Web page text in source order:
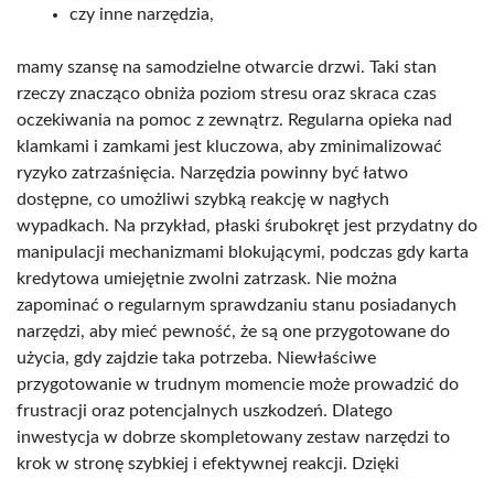
czy inne narzędzia,
mamy szansę na samodzielne otwarcie drzwi. Taki stan
rzeczy znacząco obniża poziom stresu oraz skraca czas
oczekiwania na pomoc z zewnątrz. Regularna opieka nad
klamkami i zamkami jest kluczowa, aby zminimalizować
ryzyko zatrzaśnięcia. Narzędzia powinny być łatwo
dostępne, co umożliwi szybką reakcję w nagłych
wypadkach. Na przykład, płaski śrubokręt jest przydatny do
manipulacji mechanizmami blokującymi, podczas gdy karta
kredytowa umiejętnie zwolni zatrzask. Nie można
zapominać o regularnym sprawdzaniu stanu posiadanych
narzędzi, aby mieć pewność, że są one przygotowane do
użycia, gdy zajdzie taka potrzeba. Niewłaściwe
przygotowanie w trudnym momencie może prowadzić do
frustracji oraz potencjalnych uszkodzeń. Dlatego
inwestycja w dobrze skompletowany zestaw narzędzi to
krok w stronę szybkiej i efektywnej reakcji. Dzięki